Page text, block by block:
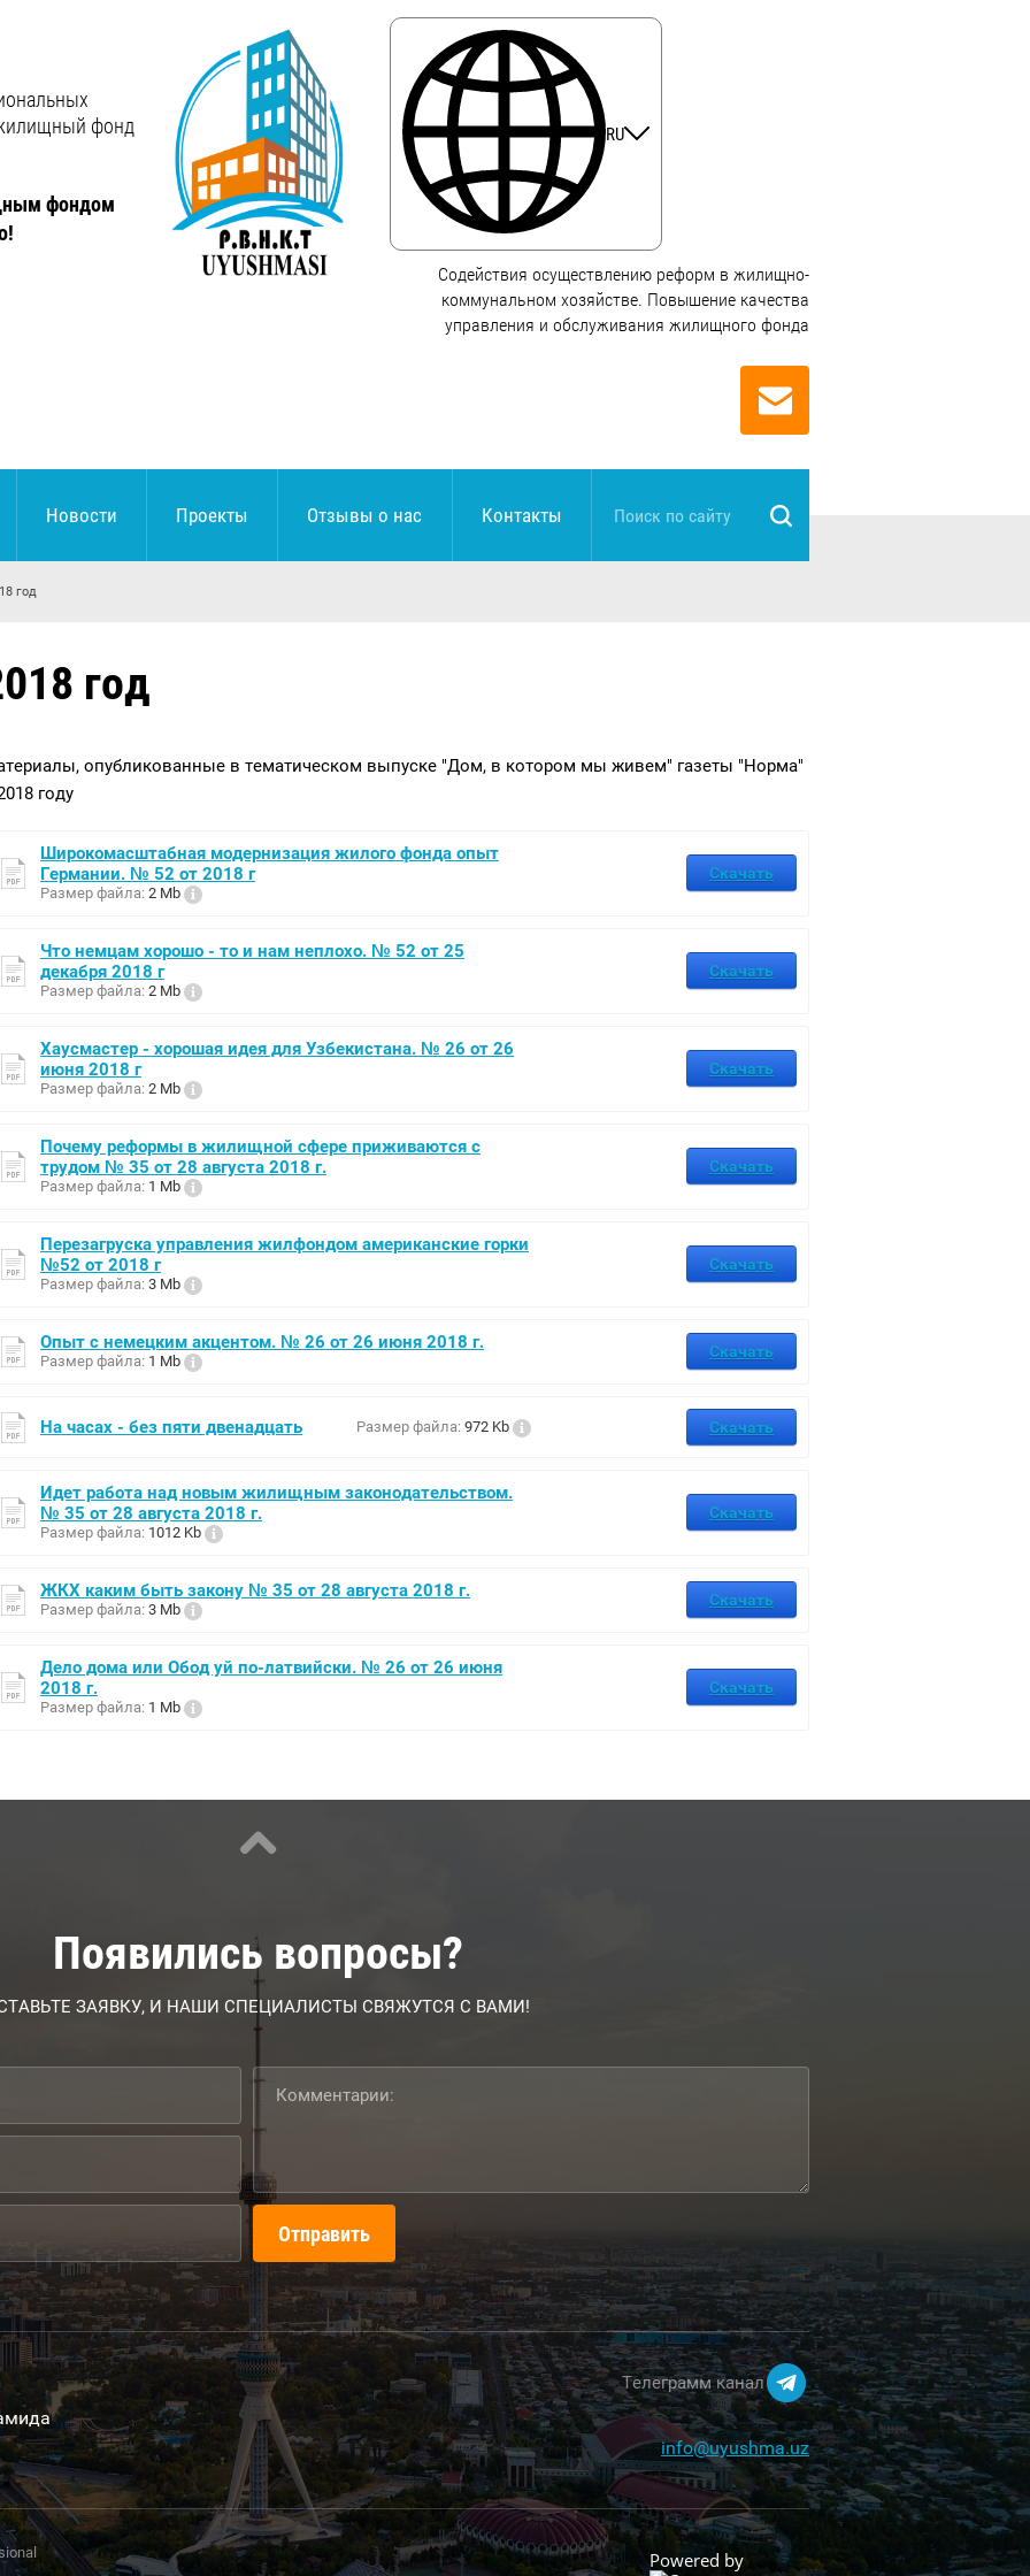
фонд
фондом
RU
Содействия осуществлению реформ в жилищно-
коммунальном хозяйстве. Повышение качества
управления и обслуживания жилищного фонда
Новости Проекты Отзывы о нас Контакты
год
год
опубликованные в тематическом выпуске "Дом, в котором мы живем" газеты "Норма"
году
Широкомасштабная модернизация жилого фонда опыт
Германии. № 52 от 2018 г
Размер файла: 2 Mb
Скачать
Что немцам хорошо - то и нам неплохо. № 52 от 25
декабря 2018 г
Размер файла: 2 Mb
Скачать
Хаусмастер - хорошая идея для Узбекистана. № 26 от 26
июня 2018 г
Размер файла: 2 Mb
Скачать
Почему реформы в жилищной сфере приживаются с
трудом № 35 от 28 августа 2018 г.
Размер файла: 1 Mb
Скачать
Перезагруска управления жилфондом американские горки
№52 от 2018 г
Размер файла: 3 Mb
Скачать
Опыт с немецким акцентом. № 26 от 26 июня 2018 г.
Размер файла: 1 Mb
Скачать
На часах - без пяти двенадцать Размер файла: 972 Kb Скачать
Идет работа над новым жилищным законодательством.
№ 35 от 28 августа 2018 г.
Размер файла: 1012 Kb
Скачать
ЖКХ каким быть закону № 35 от 28 августа 2018 г.
Размер файла: 3 Mb
Скачать
Дело дома или Обод уй по-латвийски. № 26 от 26 июня
2018 г.
Размер файла: 1 Mb
Скачать
Появились вопросы?
ЗАЯВКУ, И НАШИ СПЕЦИАЛИСТЫ СВЯЖУТСЯ С ВАМИ!
Отправить
Телеграмм канал
info@uyushma.uz
Powered by